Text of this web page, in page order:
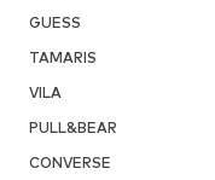
GUESS
TAMARIS
VILA
PULL&BEAR
CONVERSE